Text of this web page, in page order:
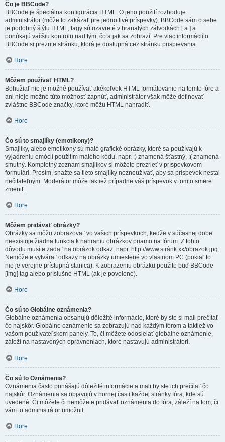
Čo je BBCode?
BBCode je špeciálna konfigurácia HTML. O jeho použití rozhoduje
administrátor (môže to zakázať pre jednotlivé príspevky). BBCode sám o sebe
je podobný štýlu HTML, tagy sú uzavreté v hranatých zátvorkách [ a ] a
ponúkajú väčšiu kontrolu nad tým, čo a jak sa zobrazí. Pre viac informácií o
BBCode si prezrite stránku, ktorá je dostupná cez stránku prispievania.
Hore
Môžem používať HTML?
Bohužiaľ nie je možné používať akékoľvek HTML formátovanie na tomto fóre a
ani nieje možné túto možnosť zapnúť, administrátor však môže definovať
zvláštne BBCode značky, ktoré môžu HTML nahradiť.
Hore
Čo sú to smajlíky (emotikony)?
Smajlíky, alebo emotikony sú malé grafické obrázky, ktoré sa používajú k
vyjadreniu emócií použitím malého kódu, napr. :) znamená šťastný, :( znamená
smutný. Kompletný zoznam smajlíkov si môžete prezrieť v príspevkovom
formulári. Prosím, snažte sa tieto smajlíky nezneužívať, aby sa príspevok nestal
nečitateľným. Moderátor môže taktiež prípadne váš príspevok v tomto smere
zmeniť.
Hore
Môžem pridávať obrázky?
Obrázky sa môžu zobrazovať vo vašich príspevkoch, keďže v súčasnej dobe
neexistuje žiadna funkcia k nahraniu obrázkov priamo na fórum. Z tohto
dôvodu musíte zadať na obrázok odkaz, napr. http://www.stránk.xx/obrazok.jpg.
Nemôžete vytvárať odkazy na obrázky umiestené vo vlastnom PC (pokiaľ to
nie je verejne prístupná stanica). K zobrazeniu obrázku použite buď BBCode
[img] tag alebo príslušné HTML (ak je povolené).
Hore
Čo sú to Globálne oznámenia?
Globálne oznámenia obsahujú dôležité informácie, ktoré by ste si mali prečítať
čo najskôr. Globálne oznámenie sa zobrazujú nad každým fórom a taktiež vo
vašom používateľskom panely. To, či môžete odosielať globálne oznámenie,
záleží na nastavených oprávneniach, ktoré nastavujú administrátori.
Hore
Čo sú to Oznámenia?
Oznámenia často prinášajú dôležité informácie a mali by ste ich prečítať čo
najskôr. Oznámenia sa objavujú v hornej časti každej stránky fóra, kde sú
uvedené. Či môžete či nemôžete pridávať oznámenia do fóra, záleží na tom, či
vám to administrátor umožnil.
Hore